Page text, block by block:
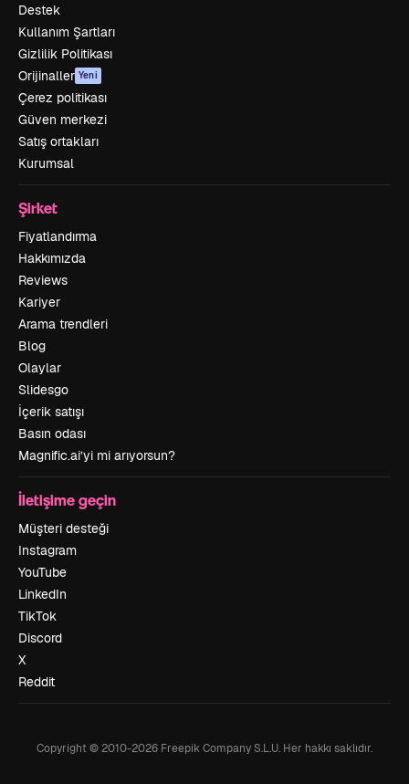
Destek
Kullanım Şartları
Gizlilik Politikası
Orijinaller Yeni
Çerez politikası
Güven merkezi
Satış ortakları
Kurumsal
Şirket
Fiyatlandırma
Hakkımızda
Reviews
Kariyer
Arama trendleri
Blog
Olaylar
Slidesgo
İçerik satışı
Basın odası
Magnific.ai’yi mi arıyorsun?
İletişime geçin
Müşteri desteği
Instagram
YouTube
LinkedIn
TikTok
Discord
X
Reddit
Copyright © 2010-2026 Freepik Company S.L.U. Her hakkı saklıdır.